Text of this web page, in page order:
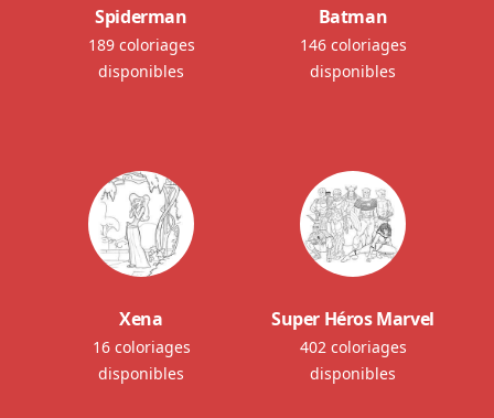
Spiderman
189 coloriages
disponibles
Batman
146 coloriages
disponibles
Xena
16 coloriages
disponibles
Super Héros Marvel
402 coloriages
disponibles